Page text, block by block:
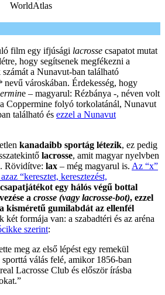
WorldAtlas
film egy ifjúsági lacrosse csapatot mutat
hogy segítsenek megfékezni a
a Nunavut-ban található
városkában. Érdekesség, hogy
e – magyarul: Rézbánya -, néven volt
Coppermine folyó torkolatánál, Nunavut
található és ezzel a Nunavut
kanadaibb sportág létezik, ez pedig
lacrosse, amit magyar nyelvben
Rövidítve: lax – még magyarul is. Az “x”
“keresztet, keresztezést,
csapatjátékot egy hálós végű bottal
a crosse (vagy lacrosse-bot), ezzel
kisméretű gumilabdát az ellenfél
két formája van: a szabadtéri és az aréna
szerint:
meg az első lépést egy remekül
válás felé, amikor 1856-ban
Lacrosse Club és először írásba